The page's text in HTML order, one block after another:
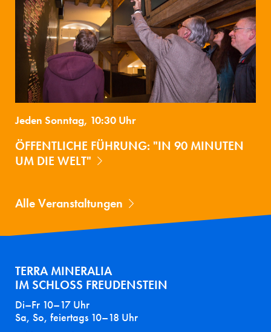
Jeden Sonntag, 10:30 Uhr
ÖFFENTLICHE FÜHRUNG: "IN 90 MINUTEN
UM DIE WELT"
Alle Veranstaltungen
TERRA MINERALIA
IM SCHLOSS FREUDENSTEIN
Di–Fr 10–17 Uhr
Sa, So, feiertags 10–18 Uhr